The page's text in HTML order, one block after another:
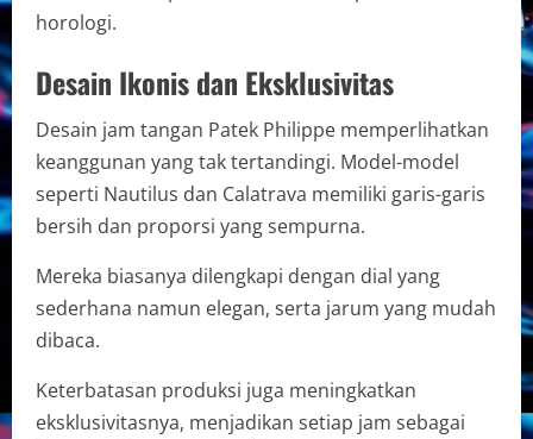
horologi.
Desain Ikonis dan Eksklusivitas
Desain jam tangan Patek Philippe memperlihatkan
keanggunan yang tak tertandingi. Model-model
seperti Nautilus dan Calatrava memiliki garis-garis
bersih dan proporsi yang sempurna.
Mereka biasanya dilengkapi dengan dial yang
sederhana namun elegan, serta jarum yang mudah
dibaca.
Keterbatasan produksi juga meningkatkan
eksklusivitasnya, menjadikan setiap jam sebagai